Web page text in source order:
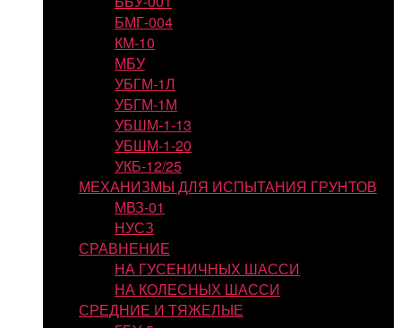
БМГ-004
КМ-10
МБУ
УБГМ-1Л
УБГМ-1М
УБШМ-1-13
УБШМ-1-20
УКБ-12/25
МЕХАНИЗМЫ ДЛЯ ИСПЫТАНИЯ ГРУНТОВ
МВЗ-01
НУСЗ
СРАВНЕНИЕ
НА ГУСЕНИЧНЫХ ШАССИ
НА КОЛЕСНЫХ ШАССИ
СРЕДНИЕ И ТЯЖЕЛЫЕ